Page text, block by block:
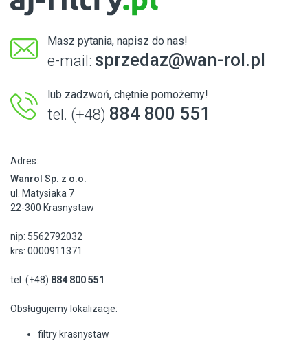
Masz pytania, napisz do nas!
e-mail: sprzedaz@wan-rol.pl
lub zadzwoń, chętnie pomożemy!
tel. (+48) 884 800 551
Adres:
Wanrol Sp. z o.o.
ul. Matysiaka 7
22-300 Krasnystaw
nip: 5562792032
krs: 0000911371
tel. (+48) 884 800 551
Obsługujemy lokalizacje:
filtry krasnystaw